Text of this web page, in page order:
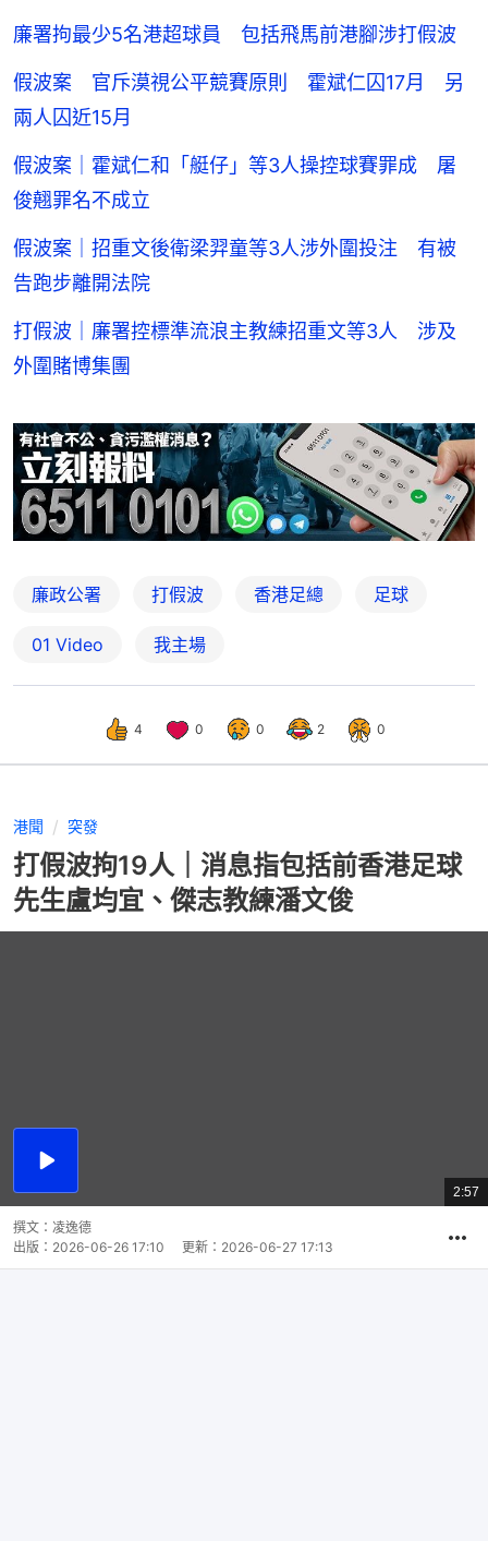
廉署拘最少5名港超球員 包括飛馬前港腳涉打假波
假波案 官斥漠視公平競賽原則 霍斌仁囚17月 另
兩人囚近15月
假波案｜霍斌仁和「艇仔」等3人操控球賽罪成 屠
俊翹罪名不成立
假波案｜招重文後衛梁羿童等3人涉外圍投注 有被
告跑步離開法院
打假波｜廉署控標準流浪主教練招重文等3人 涉及
外圍賭博集團
廉政公署 打假波 香港足總 足球
01 Video 我主場
4 0 0 2 0
港聞 突發
打假波拘19人｜消息指包括前香港足球
先生盧均宜、傑志教練潘文俊
播
總
共
2:57
撰文： 凌逸德
出版： 2026-06-26 17:10 更新： 2026-06-27 17:13